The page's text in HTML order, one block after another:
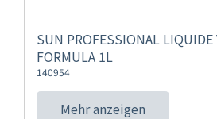
SUN PROFESSIONAL LIQUIDE
FORMULA 1L
140954
Mehr anzeigen